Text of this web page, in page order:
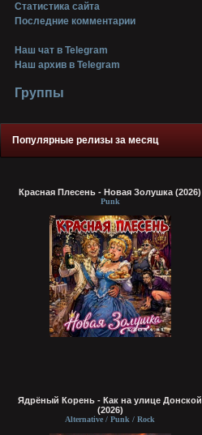
Статистика сайта
Последние комментарии
Наш чат в Telegram
Наш архив в Telegram
Группы
Популярные релизы за месяц
Красная Плесень - Новая Золушка (2026)
Punk
Ядрёный Корень - Как на улице Донской
(2026)
Alternative / Punk / Rock